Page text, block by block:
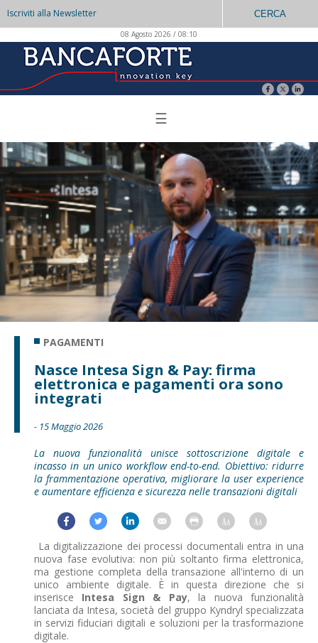
Iscriviti alla Newsletter CERCA
08 Agosto 2026 / 08:10
☰
PAGAMENTI
Nasce Intesa Sign & Pay: firma
elettronica e pagamenti ora sono
integrati
- 15 Maggio 2026
La nuova funzionalità unisce sottoscrizione digitale e
incasso in un unico workflow end-to-end. Obiettivo: ridurre
la frammentazione operativa, migliorare la user experience
e aumentare efficienza e sicurezza nelle transazioni digitali
La digitalizzazione dei processi documentali entra in una
nuova fase evolutiva: non più soltanto firma elettronica,
ma gestione completa della transazione all'interno di un
unico ambiente digitale. È in questa direzione che si
inserisce Intesa Sign & Pay, la nuova funzionalità
lanciata da Intesa, società del gruppo Kyndryl specializzata
in servizi fiduciari digitali e soluzioni per la trasformazione
digitale.